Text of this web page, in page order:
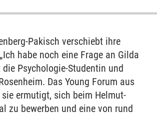
Pakisch verschiebt ihre
habe noch eine Frage an Gilda
die Psychologie-Studentin und
Das Young Forum aus
ermutigt, sich beim Helmut-
zu bewerben und eine von rund